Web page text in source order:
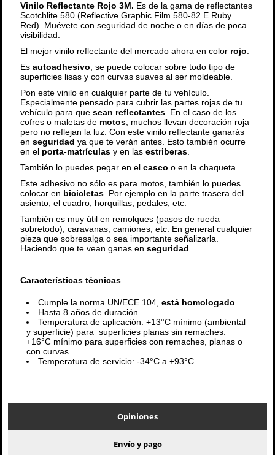
Vinilo Reflectante Rojo 3M. Es de la gama de reflectantes
Scotchlite 580 (Reflective Graphic Film 580-82 E Ruby
Red). Muévete con seguridad de noche o en días de poca
visibilidad.
El mejor vinilo reflectante del mercado ahora en color rojo
Es autoadhesivo , se puede colocar sobre todo tipo de
superficies lisas y con curvas suaves al ser moldeable.
Pon este vinilo en cualquier parte de tu vehículo.
Especialmente pensado para cubrir las partes rojas de tu
vehículo para que sean reflectantes . En el caso de los
cofres o maletas de motos , muchos llevan decoración roja
pero no reflejan la luz. Con este vinilo reflectante ganarás
en seguridad ya que te verán antes. Esto también ocurre
en el porta-matrículas y en las estriberas
También lo puedes pegar en el casco o en la chaqueta.
Este adhesivo no sólo es para motos, también lo puedes
colocar en bicicletas . Por ejemplo en la parte trasera del
asiento, el cuadro, horquillas, pedales, etc.
También es muy útil en remolques (pasos de rueda
sobretodo), caravanas, camiones, etc. En general cualquier
pieza que sobresalga o sea importante señalizarla.
Haciendo que te vean ganas en seguridad
Características técnicas
Cumple la norma UN/ECE 104, está homologado
Hasta 8 años de duración
Temperatura de aplicación: +13°C mínimo (ambiental
y superficie) para superficies planas sin remaches:
+16°C mínimo para superficies con remaches, planas o
con curvas
Temperatura de servicio: -34°C a +93°C
Opiniones
Envío y pago